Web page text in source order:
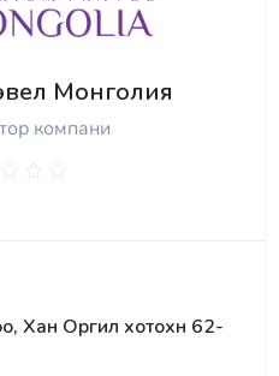
Монголия
компани
Хан Оргил хотохн 62-